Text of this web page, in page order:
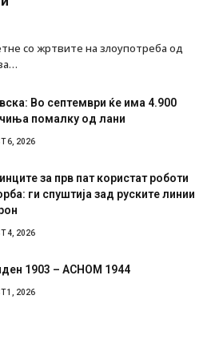
со жртвите на злоупотреба од
Во септември ќе има 4.900
помалку од лани
6, 2026
за прв пат користат роботи
ги спуштија зад руските линии
4, 2026
1903 – АСНОМ 1944
1, 2026